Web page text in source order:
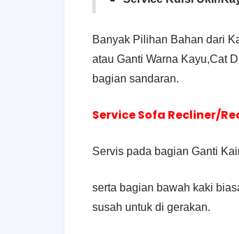
Banyak Pilihan Bahan dari
atau Ganti Warna Kayu,Cat
bagian sandaran.
Service Sofa Recliner/
Servis pada bagian Ganti
serta bagian bawah kaki
susah untuk di gerakan.